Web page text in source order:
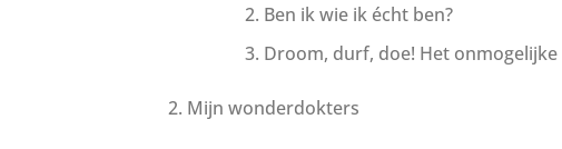
Ben ik wie ik écht ben?
Droom, durf, doe! Het
Mijn wonderdokters